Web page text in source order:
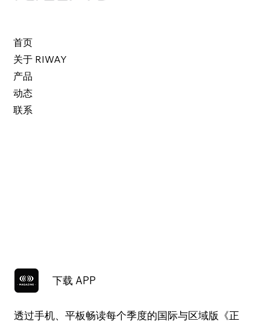
首页
关于 RIWAY
产品
动态
联系
下载 APP
透过手机、平板畅读每个季度的国际与区域版《正